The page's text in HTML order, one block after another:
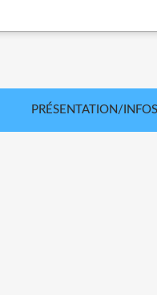
PRÉSENTATION/INFOS